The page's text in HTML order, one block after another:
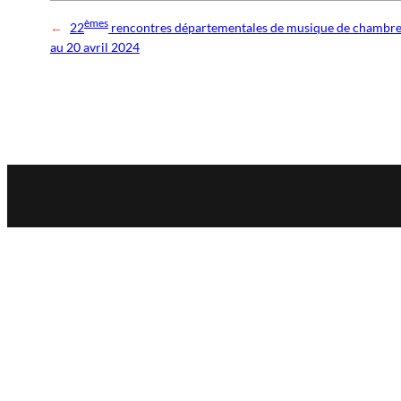
← 22èmes rencontres départementales de musique de
au 20 avril 2024